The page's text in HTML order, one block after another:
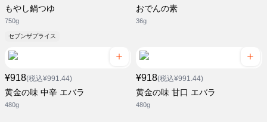
もやし鍋つゆ
750g
セブンザプライス
おでんの素
36g
¥918(税込¥991.44)
黄金の味 中辛 エバラ
480g
¥918(税込¥991.44)
黄金の味 甘口 エバラ
480g